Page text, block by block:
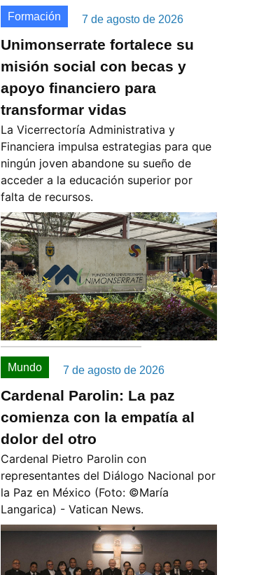
Formación 7 de agosto de 2026
Unimonserrate fortalece su
misión social con becas y
apoyo financiero para
transformar vidas
La Vicerrectoría Administrativa y
Financiera impulsa estrategias para que
ningún joven abandone su sueño de
acceder a la educación superior por
falta de recursos.
Mundo 7 de agosto de 2026
Cardenal Parolin: La paz
comienza con la empatía al
dolor del otro
Cardenal Pietro Parolin con
representantes del Diálogo Nacional por
la Paz en México (Foto: ©️María
Langarica) - Vatican News.